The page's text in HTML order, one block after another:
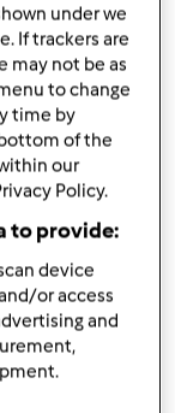
under we
If trackers are
may not be as
to change
time by
of the
our
Policy.
to provide:
device
or access
and